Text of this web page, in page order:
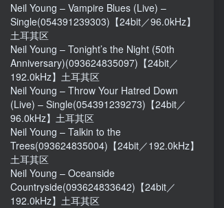
Neil Young – Vampire Blues (Live) –
Single(054391239303)【24bit／96.0kHz】
土耳其区
Neil Young – Tonight’s the Night (50th
Anniversary)(093624835097)【24bit／
192.0kHz】土耳其区
Neil Young – Throw Your Hatred Down
(Live) – Single(054391239273)【24bit／
96.0kHz】土耳其区
Neil Young – Talkin to the
Trees(093624835004)【24bit／192.0kHz】
土耳其区
Neil Young – Oceanside
Countryside(093624833642)【24bit／
192.0kHz】土耳其区